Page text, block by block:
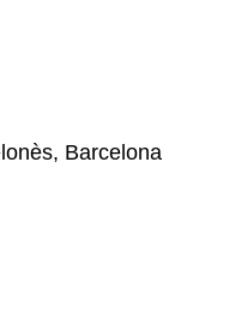
Barcelona